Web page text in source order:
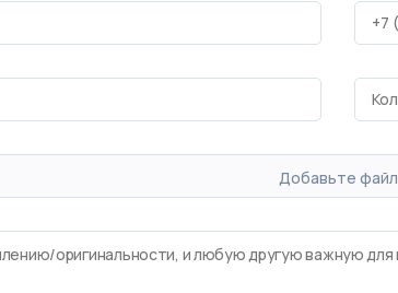
Добавьте файл